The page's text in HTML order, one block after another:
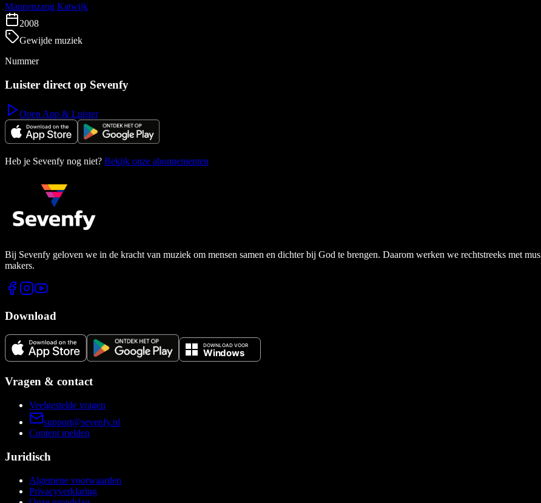
Mannenzang Katwijk
2008
Gewijde muziek
Nummer
Luister direct op Sevenfy
Open App & Luister
Heb je Sevenfy nog niet? Bekijk onze abonnementen
Bij Sevenfy geloven we in de kracht van muziek om mensen samen en dichter bij God te brengen. Daarom werken we rechtstreeks met
makers.
Download
Vragen & contact
Veelgestelde vragen
support@sevenfy.nl
Content melden
Juridisch
Algemene voorwaarden
Privacyverklaring